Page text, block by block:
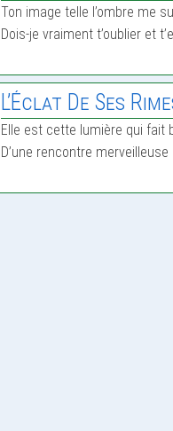
Ton image telle l’ombre me
Dois-je vraiment t’oublier et
L’Éclat De Ses
Elle est cette lumière qui fait
D’une rencontre